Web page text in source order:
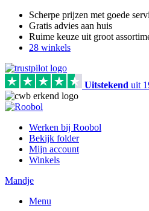
Scherpe prijzen met goede
Gratis advies aan huis
Ruime keuze uit groot
28 winkels
Uitstekend uit
Werken bij Roobol
Bekijk folder
Mijn account
Winkels
Mandje
Menu